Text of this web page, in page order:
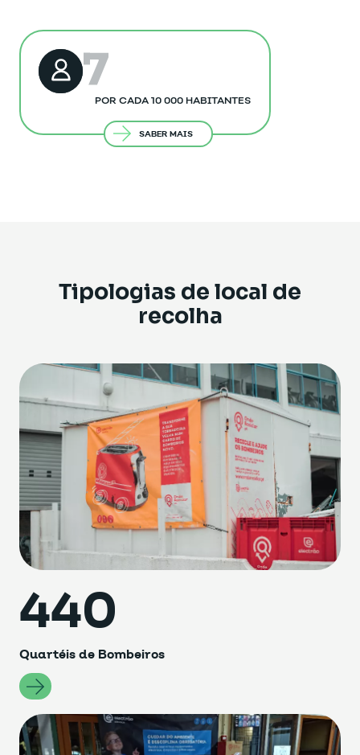
7
POR CADA 10 000 HABITANTES
SABER MAIS
Tipologias de local de
recolha
440
Quartéis de Bombeiros